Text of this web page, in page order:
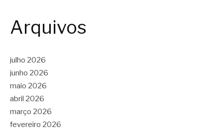
Arquivos
julho 2026
junho 2026
maio 2026
abril 2026
março 2026
fevereiro 2026